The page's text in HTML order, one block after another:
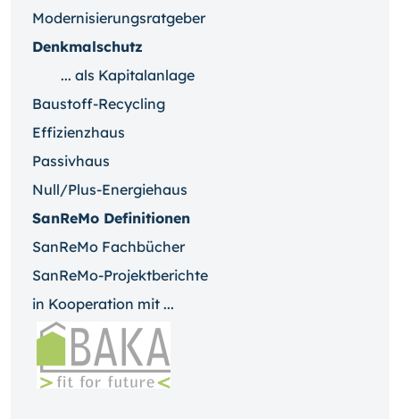
Modernisierungsratgeber
Denkmalschutz
... als Kapitalanlage
Baustoff-Recycling
Effizienzhaus
Passivhaus
Null/Plus-Energiehaus
SanReMo Definitionen
SanReMo Fachbücher
SanReMo-Projektberichte
in Kooperation mit ...